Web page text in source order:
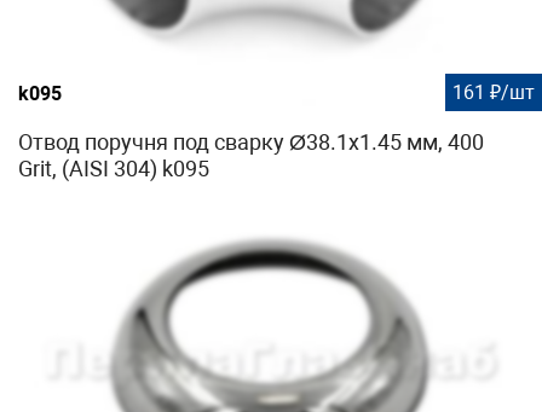
k095 161 ₽/шт
Отвод поручня под сварку Ø38.1х1.45 мм, 400
Grit, (AISI 304) k095